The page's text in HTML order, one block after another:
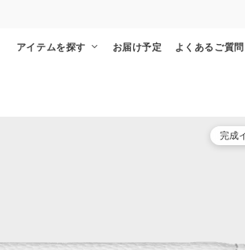
アイテムを探す お届け予定 よくあるご質問
完成